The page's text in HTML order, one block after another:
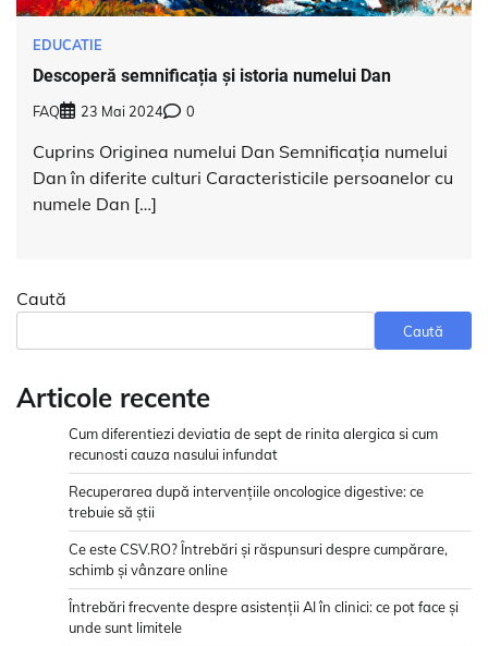
EDUCATIE
Descoperă semnificația și istoria numelui Dan
FAQ 23 Mai 2024 0
Cuprins Originea numelui Dan Semnificația numelui
Dan în diferite culturi Caracteristicile persoanelor cu
numele Dan […]
Caută
Caută
Articole recente
Cum diferentiezi deviatia de sept de rinita alergica si cum
recunosti cauza nasului infundat
Recuperarea după intervențiile oncologice digestive: ce
trebuie să știi
Ce este CSV.RO? Întrebări și răspunsuri despre cumpărare,
schimb și vânzare online
Întrebări frecvente despre asistenții AI în clinici: ce pot face și
unde sunt limitele